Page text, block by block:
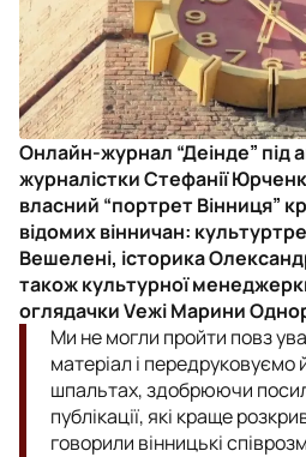
Онлайн-журнал “Деінде” під
журналістки Стефанії
власний “портрет Вінниця”
відомих вінничан:
Вешелені, історика
також культурної
оглядачки Vежі Марини
Ми не могли пройти повз
матеріал і передруковуємо
шпальтах, здобрюючи
публікації, які краще
говорили вінницькі